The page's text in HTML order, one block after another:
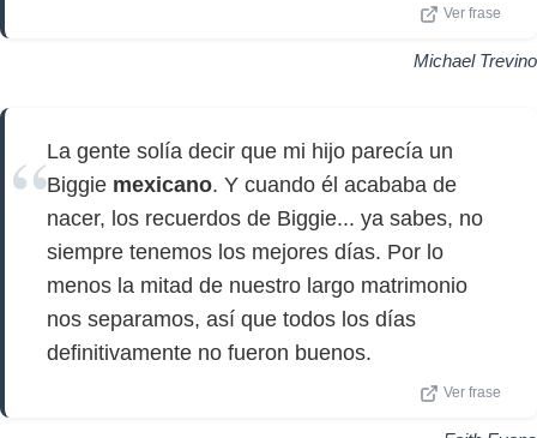
Ver frase
Michael Trevino
La gente solía decir que mi hijo parecía un
Biggie mexicano. Y cuando él acababa de
nacer, los recuerdos de Biggie... ya sabes, no
siempre tenemos los mejores días. Por lo
menos la mitad de nuestro largo matrimonio
nos separamos, así que todos los días
definitivamente no fueron buenos.
Ver frase